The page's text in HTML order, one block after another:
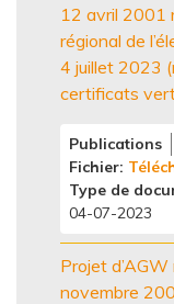
12 avril 2001
régional de
4 juillet 2023
certificats
Publications
Fichier
Type de
04-07-2023
Projet
novembre